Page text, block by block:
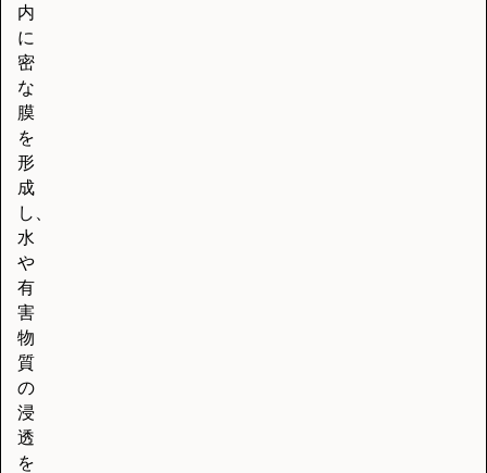
内
に
密
な
膜
を
形
成
し、
水
や
有
害
物
質
の
浸
透
を